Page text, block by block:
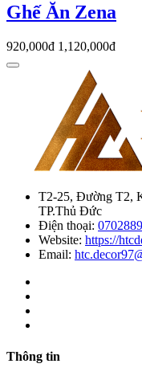
Ghế Ăn Zena
920,000đ 1,120,000đ
T2-25, Đường T2,
TP.Thủ Đức
Điện thoại:
Website: https://
Email:
Thông tin